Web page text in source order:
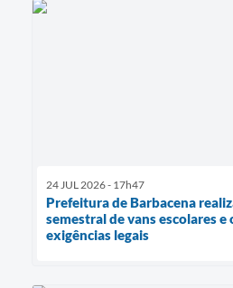
24 JUL 2026 - 17h47
Prefeitura de Barbacena
semestral de vans escolares
exigências legais